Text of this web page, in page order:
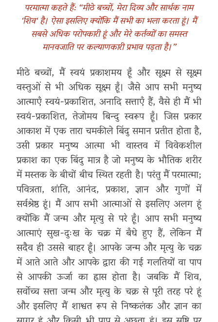
परमात्माकहतेहैं:“मीठेबच्चों, मेरादिव्यऔरसार्थकनाम
‘शिव‘है। ऐसाइसलिएक्योंकिमैंसभीकाभलाकरताहूं। मैं
सबसेअधिक परोपकारीहूंऔरमेरेकर्तव्योंका समस्त
मानवजाति परकल्याणकारीप्रभाव पड़ताहै।”
मीठे बच्चों, मैं स्वयं प्रकाशमय हूँ और सूक्ष्म से सूक्ष्म
वस्तुओं से भी अधिक सूक्ष्म हूँ। जैसे आप सभी मनुष्य
आत्माएँ स्वयं-प्रकाशित, अनादि सत्ताएँ हैं, वैसे ही मैं भी
स्वयं-प्रकाशित, तेजोमय बिन्दु स्वरूप हूँ। जिस प्रकार
आकाश में एक तारा चमकीले बिंदु समान प्रतीत होता है,
उसी प्रकार मनुष्य आत्मा भी वास्तव में विवेकशील
प्रकाश का एक बिंदु मात्र है जो मनुष्य के भौतिक शरीर
में मस्तक के बीचों बीच स्थित रहती है। परंतु मैं परमात्मा;
पवित्रता, शांति, आनंद, प्रकाश, ज्ञान और गुणों में
सर्वश्रेष्ठ हूं। मैं आप सभी आत्माओं से इसलिए अलग हूं
क्योंकि मैं जन्म और मृत्यु से परे हूँ। आप सभी मनुष्य
आत्माएं सुख-दुःख के चक्र में बँधे हुए हैं, लेकिन मैं
सदैव ही उससे बाहर हूँ। आपके जन्म और मृत्यु के चक्र
में आते आते और आपके द्वारा की गई गलतियों वा पाप
से आपकी ऊर्जा का ह्रास होता है। जबकि मैं शिव,
सर्वोच्च सत्ता जन्म और मृत्यु के चक्र से पूरी तरह परे हूं
और इसलिए मैं शाश्वत रूप से निष्कलंक और ज्ञान का